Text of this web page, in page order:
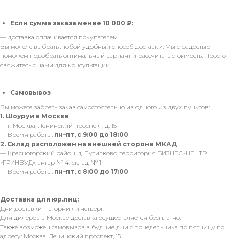
Если сумма заказа менее 10 000 ₽:
— доставка оплачивается покупателем.
Вы можете выбрать любой удобный способ доставки. Мы с радостью
поможем подобрать оптимальный вариант и рассчитать стоимость. Просто
свяжитесь с нами для консультации.
Самовывоз
Вы можете забрать заказ самостоятельно из одного из двух пунктов:
1. Шоурум в Москве
— г. Москва, Ленинский проспект, д. 15
— Время работы: пн–пт, с 9:00 до 18:00
2. Склад расположен на внешней стороне МКАД
— Красногорский район, д. Путилково, территория БИЗНЕС-ЦЕНТР
«ГРИНВУД», ангар № 4, склад № 1
— Время работы: пн–пт, с 8:00 до 17:00
Доставка для юр.лиц:
Дни доставки – вторник и четверг.
Для дилеров в Москве доставка осуществляется бесплатно.
Также возможен самовывоз в будние дни с понедельника по пятницу по
адресу: Москва, Ленинский проспект, 15.